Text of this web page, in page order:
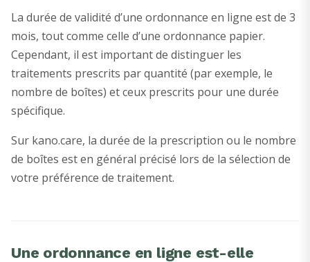
La durée de validité d’une ordonnance en ligne est de 3
mois, tout comme celle d’une ordonnance papier.
Cependant, il est important de distinguer les
traitements prescrits par quantité (par exemple, le
nombre de boîtes) et ceux prescrits pour une durée
spécifique.
Sur kano.care, la durée de la prescription ou le nombre
de boîtes est en général précisé lors de la sélection de
votre préférence de traitement.
Une ordonnance en ligne est-elle